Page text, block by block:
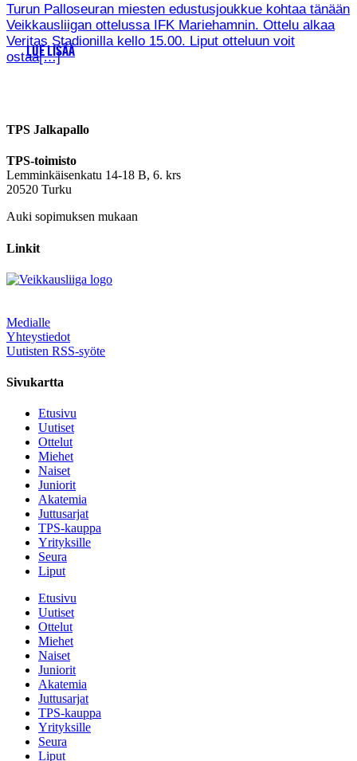
Turun Palloseuran miesten edustusjoukkue kohtaa tänään
Veikkausliigan ottelussa IFK Mariehamnin. Ottelu alkaa
Veritas Stadionilla kello 15.00. Liput otteluun voit
ostaa[…]
LUE LISÄÄ
TPS Jalkapallo
TPS-toimisto
Lemminkäisenkatu 14-18 B, 6. krs
20520 Turku
Auki sopimuksen mukaan
Linkit
Medialle
Yhteystiedot
Uutisten RSS-syöte
Sivukartta
Etusivu
Uutiset
Ottelut
Miehet
Naiset
Juniorit
Akatemia
Juttusarjat
TPS-kauppa
Yrityksille
Seura
Liput
Etusivu
Uutiset
Ottelut
Miehet
Naiset
Juniorit
Akatemia
Juttusarjat
TPS-kauppa
Yrityksille
Seura
Liput